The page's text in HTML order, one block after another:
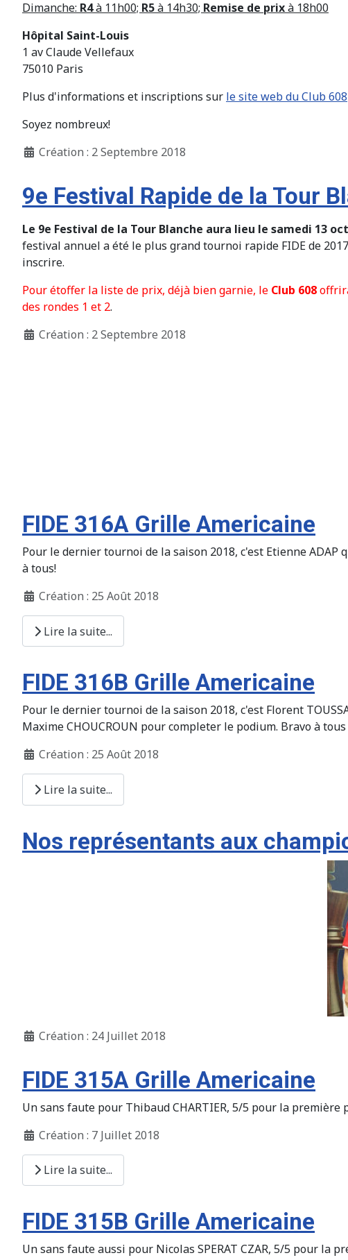
Dimanche: R4à 11h00; R5à 14h30; Remise de prixà 18h00
Hôpital Saint-Louis
1 av Claude Vellefaux
75010 Paris
Plus d'informations et inscriptions sur le site web du Club 608
Soyez nombreux!
Création : 2 Septembre 2018
9e Festival Rapide de la Tour
Le 9e Festival de la Tour Blanche aura lieu le samedi 13
festival annuel a été le plus grand tournoi rapide FIDE de
inscrire.
Pour étoffer la liste de prix, déjà bien garnie, le Club 608
des rondes 1 et 2.
Création : 2 Septembre 2018
FIDE 316A Grille Americaine
Pour le dernier tournoi de la saison 2018, c'est Etienne ADAP
à tous!
Création : 25 Août 2018
Lire la suite...
FIDE 316B Grille Americaine
Pour le dernier tournoi de la saison 2018, c'est Florent
Maxime CHOUCROUN pour completer le podium. Bravo à
Création : 25 Août 2018
Lire la suite...
Nos représentants aux
Création : 24 Juillet 2018
FIDE 315A Grille Americaine
Un sans faute pour Thibaud CHARTIER, 5/5 pour la première
Création : 7 Juillet 2018
Lire la suite...
FIDE 315B Grille Americaine
Un sans faute aussi pour Nicolas SPERAT CZAR, 5/5 pour la